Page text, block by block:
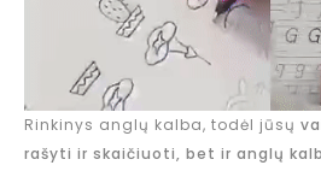
Rinkinys anglų kalba, todėl jūsų
rašyti ir skaičiuoti, bet ir anglų